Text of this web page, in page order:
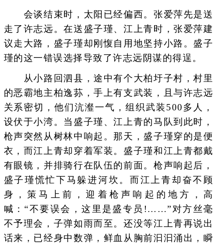
会谈结束时，太阳已经偏西。张爱萍先是送
走了许志远。在送盛子瑾、江上青时，张爱萍建
议走大路，盛子瑾却刚愎自用地坚持小路。盛子
瑾的这一错误选择导致了许志远阴谋的得逞。
从小路回泗县，途中有个大柏圩子村，村里
的恶霸地主柏逸荪，手上有支武装，且与许志远
关系密切，他们沆瀣一气，组织武装500多人，
设伏于小湾。当盛子瑾、江上青的马队到此时，
枪声突然从树林中响起。那天，盛子瑾穿的是便
衣，而江上青却穿着军装。盛子瑾和江上青都戴
有眼镜，并排骑行在队伍的前面。枪声响起后，
盛子瑾慌忙下马躲进河坎。而江上青却奋不顾
身，策马上前，迎着枪声响起的地方，高
喊：“不要误会，这里是盛专员!……”对方丝毫
不予理会，子弹如雨而至。还没等江上青再说出
话来，已经身中数弹，鲜血从胸前汩汩涌出，瞬